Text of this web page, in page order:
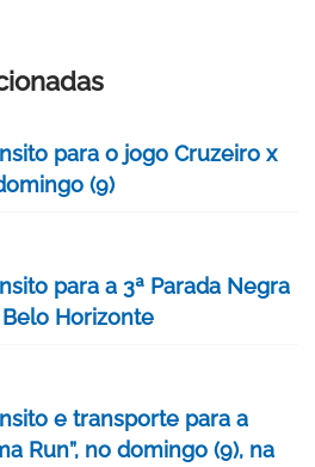
para o jogo Cruzeiro x
(9)
para a 3ª Parada Negra
Belo Horizonte
e transporte para a
Run”, no domingo (9), na